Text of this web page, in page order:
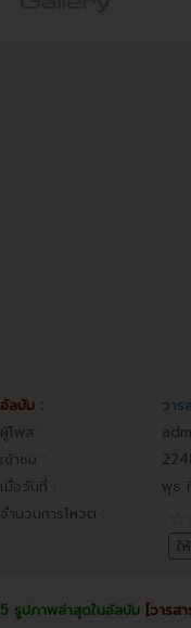
อัลบัม :
วาร
ผู้โพส :
เข้าชม :
เมื่อวันที่ :
พุธ
จำนวนการโหวต :
5 รูปภาพล่าสุดในอัลบัม [วารส